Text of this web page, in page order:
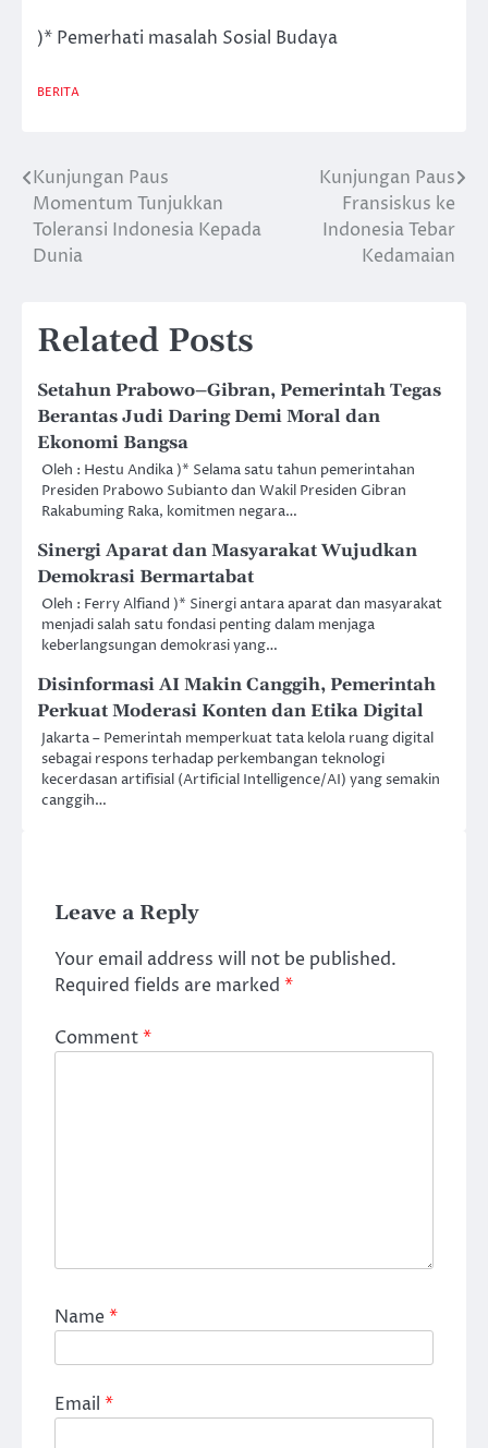
)* Pemerhati masalah Sosial Budaya
BERITA
Post
navigation
Kunjungan Paus
Momentum Tunjukkan
Toleransi Indonesia Kepada
Dunia
Kunjungan Paus
Fransiskus ke
Indonesia Tebar
Kedamaian
Related Posts
Setahun Prabowo–Gibran, Pemerintah Tegas
Berantas Judi Daring Demi Moral dan
Ekonomi Bangsa
Oleh : Hestu Andika )* Selama satu tahun pemerintahan
Presiden Prabowo Subianto dan Wakil Presiden Gibran
Rakabuming Raka, komitmen negara…
Sinergi Aparat dan Masyarakat Wujudkan
Demokrasi Bermartabat
Oleh : Ferry Alfiand )* Sinergi antara aparat dan masyarakat
menjadi salah satu fondasi penting dalam menjaga
keberlangsungan demokrasi yang…
Disinformasi AI Makin Canggih, Pemerintah
Perkuat Moderasi Konten dan Etika Digital
Jakarta – Pemerintah memperkuat tata kelola ruang digital
sebagai respons terhadap perkembangan teknologi
kecerdasan artifisial (Artificial Intelligence/AI) yang semakin
canggih…
Leave a Reply
Your email address will not be published.
Required fields are marked *
Comment*
Name*
Email *